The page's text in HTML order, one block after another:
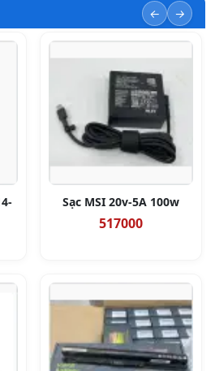
Sạc MSI 20v-5A 100w
517000